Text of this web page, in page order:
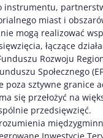
instrumentu,
miast i
mogą realizować
łączące
Rozwoju
Społecznego
poza sztywne granice
się przełożyć na
przedsięwzięć.